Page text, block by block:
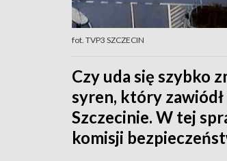
fot. TVP3 SZCZECIN
Czy uda się szybko
syren, który
Szczecinie. W tej
komisji